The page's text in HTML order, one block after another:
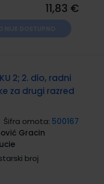
11,83 €
2; 2. dio, radni
za drugi razred
Šifra omota: 500167
Gracin
broj